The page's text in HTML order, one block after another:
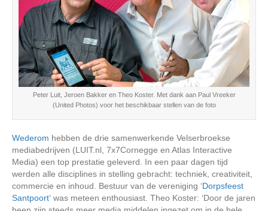
Peter Luit, Jeroen Bakker en Theo Koster. Met dank aan Paul Vreeker
(United Photos) voor het beschikbaar stellen van de foto
Wederom hebben de drie samenwerkende Velserbroekse
mediabedrijven (LUIT.nl, 7x7Cornegge en Atlas Interactive
Media) een top prestatie geleverd. In een paar dagen tijd
werden alle disciplines in stelling gebracht: techniek, creativiteit,
commercie en inhoud. Bestuur van de vereniging ‘Dorpsfeest
Santpoort‘ was meteen enthousiast. Theo Koster: ‘Door de jaren